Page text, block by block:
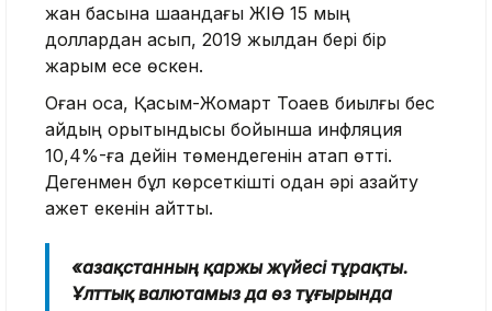
жан басына шаққандағы ЖІӨ 15 мың
доллардан асып, 2019 жылдан бері бір
жарым есе өскен.
Оған қоса, Қасым-Жомарт Тоқаев биылғы бес
айдың қорытындысы бойынша инфляция
10,4%-ға дейін төмендегенін атап өтті.
Дегенмен бұл көрсеткішті одан әрі азайту
қажет екенін айтты.
«Қазақстанның қаржы жүйесі тұрақты.
Ұлттық валютамыз да өз тұғырында